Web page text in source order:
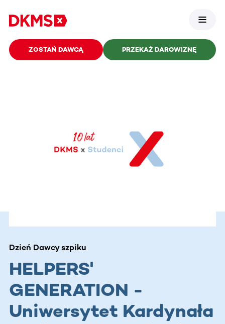
ZOSTAŃ DAWCĄ PRZEKAŻ DAROWIZNĘ
Dzień Dawcy szpiku
HELPERS'
GENERATION -
Uniwersytet Kardynała